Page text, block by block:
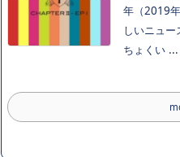
年（2019
しいニュー
ちょくい ...